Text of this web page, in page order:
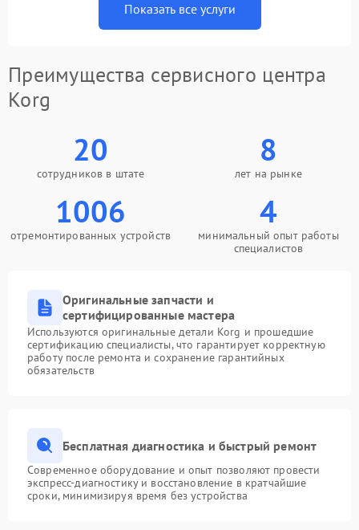
Показать все услуги
Преимущества сервисного центра
Korg
20
сотрудников в штате
8
лет на рынке
1006
отремонтированных устройств
4
минимальный опыт работы
специалистов
Оригинальные запчасти и
сертифицированные мастера
Используются оригинальные детали Korg и прошедшие
сертификацию специалисты, что гарантирует корректную
работу после ремонта и сохранение гарантийных
обязательств
Бесплатная диагностика и быстрый ремонт
Современное оборудование и опыт позволяют провести
экспресс-диагностику и восстановление в кратчайшие
сроки, минимизируя время без устройства